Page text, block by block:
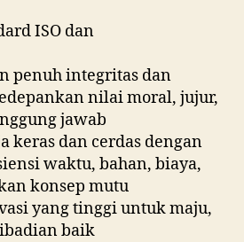
ISO dan
penuh integritas dan
nilai moral, jujur,
jawab
keras dan cerdas dengan
waktu, bahan, biaya,
konsep mutu
yang tinggi untuk maju,
baik